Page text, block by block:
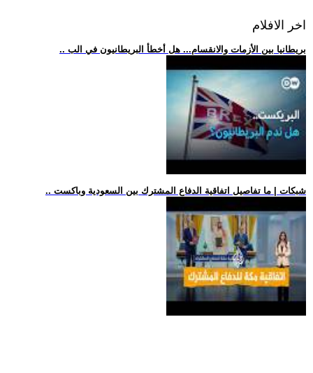
اخر الافلام
.. بريطانيا بين الأزمات والانقسام... هل أخطأ البريطانيون في الب
.. شبكات | ما تفاصيل اتفاقية الدفاع المشترك بين السعودية وباكست